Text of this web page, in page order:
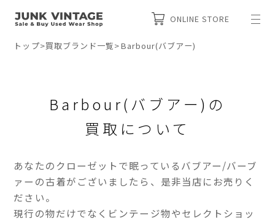
ONLINE STORE
トップ>買取ブランド一覧>Barbour(バブアー)
Barbour(バブアー)の
買取について
あなたのクローゼットで眠っているバブアー/バーブ
ァーの古着がございましたら、是非当店にお売りく
ださい。
現行の物だけでなくビンテージ物やセレクトショッ